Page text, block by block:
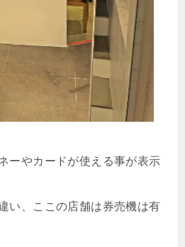
ーやカードが使える事が表示
い、ここの店舗は券売機は有